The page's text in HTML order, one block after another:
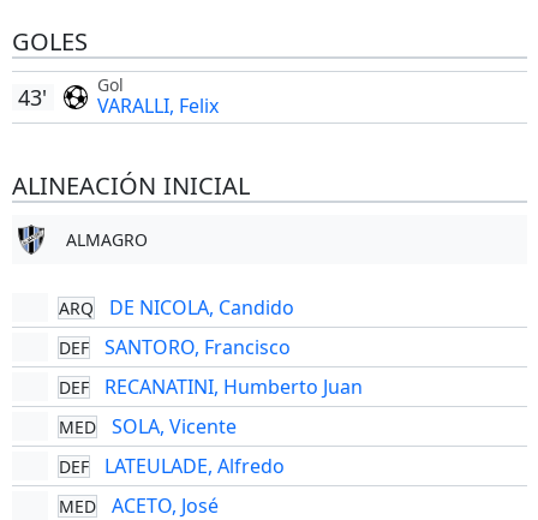
GOLES
Gol
VARALLI, Felix
43'
ALINEACIÓN INICIAL
ALMAGRO
ARQ DE NICOLA, Candido
DEF SANTORO, Francisco
DEF RECANATINI, Humberto Juan
MED SOLA, Vicente
DEF LATEULADE, Alfredo
MED ACETO, José